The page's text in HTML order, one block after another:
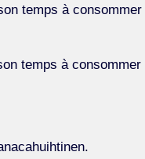
temps à consommer
temps à consommer